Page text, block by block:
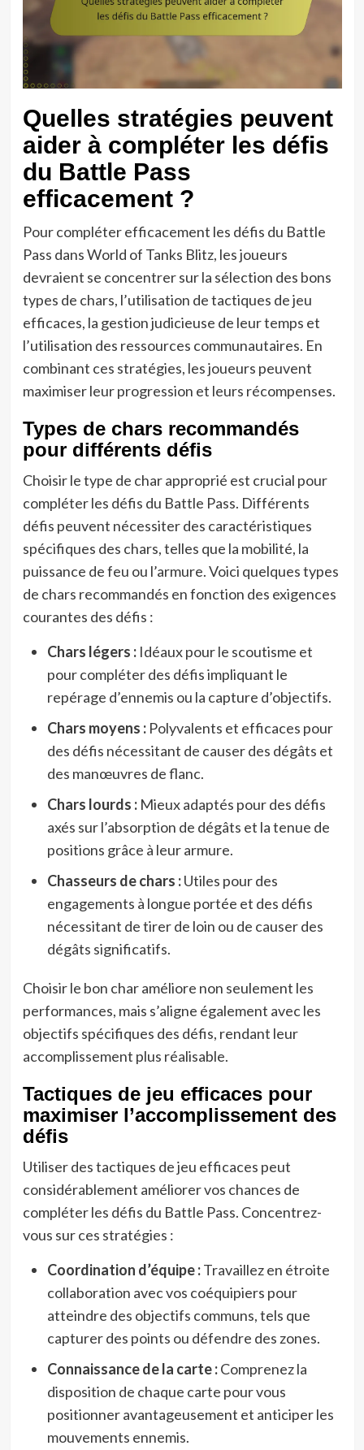
Quelles stratégies peuvent
aider à compléter les défis
du Battle Pass
efficacement ?
Pour compléter efficacement les défis du Battle
Pass dans World of Tanks Blitz, les joueurs
devraient se concentrer sur la sélection des bons
types de chars, l’utilisation de tactiques de jeu
efficaces, la gestion judicieuse de leur temps et
l’utilisation des ressources communautaires. En
combinant ces stratégies, les joueurs peuvent
maximiser leur progression et leurs récompenses.
Types de chars recommandés
pour différents défis
Choisir le type de char approprié est crucial pour
compléter les défis du Battle Pass. Différents
défis peuvent nécessiter des caractéristiques
spécifiques des chars, telles que la mobilité, la
puissance de feu ou l’armure. Voici quelques types
de chars recommandés en fonction des exigences
courantes des défis :
Chars légers :Idéaux pour le scoutisme et
pour compléter des défis impliquant le
repérage d’ennemis ou la capture d’objectifs.
Chars moyens :Polyvalents et efficaces pour
des défis nécessitant de causer des dégâts et
des manœuvres de flanc.
Chars lourds :Mieux adaptés pour des défis
axés sur l’absorption de dégâts et la tenue de
positions grâce à leur armure.
Chasseurs de chars :Utiles pour des
engagements à longue portée et des défis
nécessitant de tirer de loin ou de causer des
dégâts significatifs.
Choisir le bon char améliore non seulement les
performances, mais s’aligne également avec les
objectifs spécifiques des défis, rendant leur
accomplissement plus réalisable.
Tactiques de jeu efficaces pour
maximiser l’accomplissement des
défis
Utiliser des tactiques de jeu efficaces peut
considérablement améliorer vos chances de
compléter les défis du Battle Pass. Concentrez-
vous sur ces stratégies :
Coordination d’équipe :Travaillez en étroite
collaboration avec vos coéquipiers pour
atteindre des objectifs communs, tels que
capturer des points ou défendre des zones.
Connaissance de la carte :Comprenez la
disposition de chaque carte pour vous
positionner avantageusement et anticiper les
mouvements ennemis.